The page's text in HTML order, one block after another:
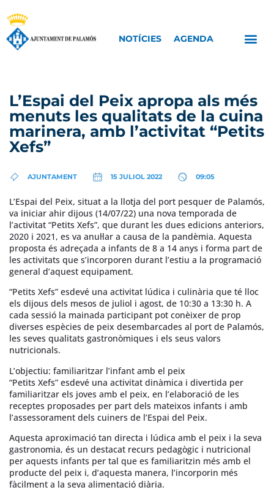
NOTÍCIES AGENDA
L’Espai del Peix apropa als més
menuts les qualitats de la cuina
marinera, amb l’activitat “Petits
Xefs”
AJUNTAMENT 15 JULIOL 2022 09:05
L’Espai del Peix, situat a la llotja del port pesquer de Palamós,
va iniciar ahir dijous (14/07/22) una nova temporada de
l’activitat “Petits Xefs”, que durant les dues edicions anteriors,
2020 i 2021, es va anul·lar a causa de la pandèmia. Aquesta
proposta és adreçada a infants de 8 a 14 anys i forma part de
les activitats que s’incorporen durant l’estiu a la programació
general d’aquest equipament.
“Petits Xefs” esdevé una activitat lúdica i culinària que té lloc
els dijous dels mesos de juliol i agost, de 10:30 a 13:30 h. A
cada sessió la mainada participant pot conèixer de prop
diverses espècies de peix desembarcades al port de Palamós,
les seves qualitats gastronòmiques i els seus valors
nutricionals.
L’objectiu: familiaritzar l’infant amb el peix
“Petits Xefs” esdevé una activitat dinàmica i divertida per
familiaritzar els joves amb el peix, en l’elaboració de les
receptes proposades per part dels mateixos infants i amb
l’assessorament dels cuiners de l’Espai del Peix.
Aquesta aproximació tan directa i lúdica amb el peix i la seva
gastronomia, és un destacat recurs pedagògic i nutricional
per aquests infants per tal que es familiaritzin més amb el
producte del peix i, d’aquesta manera, l’incorporin més
fàcilment a la seva alimentació diària.